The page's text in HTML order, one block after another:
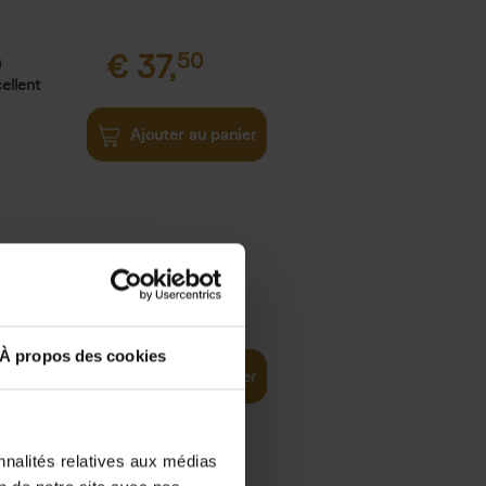
À propos des cookies
relatives aux médias
€ 37,50
Ajouter au panier
world 29,99
Ajouter au panier